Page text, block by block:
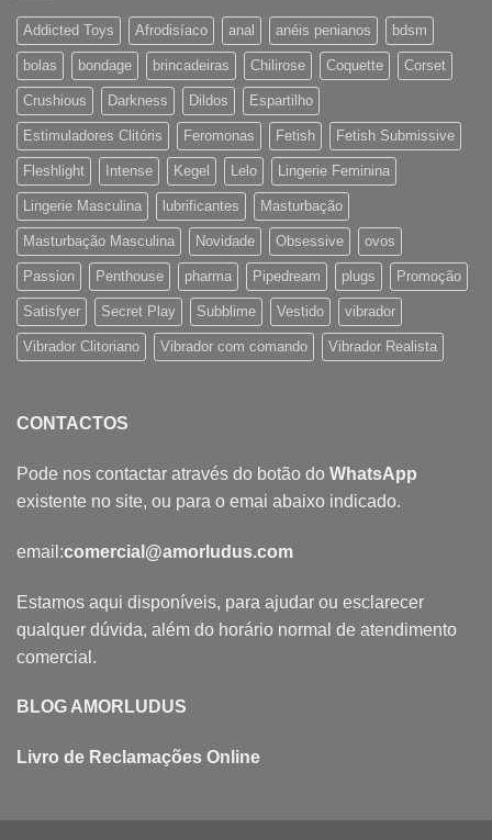
Addicted Toys Afrodisíaco anal anéis penianos bdsm
bolas bondage brincadeiras Chilirose Coquette Corset
Crushious Darkness Dildos Espartilho
Estimuladores Clitóris Feromonas Fetish Fetish Submissive
Fleshlight Intense Kegel Lelo Lingerie Feminina
Lingerie Masculina lubrificantes Masturbação
Masturbação Masculina Novidade Obsessive ovos
Passion Penthouse pharma Pipedream plugs Promoção
Satisfyer Secret Play Subblime Vestido vibrador
Vibrador Clitoriano Vibrador com comando Vibrador Realista
CONTACTOS
Pode nos contactar através do botão do WhatsApp
existente no site, ou para o emai abaixo indicado.
email:comercial@amorludus.com
Estamos aqui disponíveis, para ajudar ou esclarecer
qualquer dúvida, além do horário normal de atendimento
comercial.
BLOG AMORLUDUS
Livro de Reclamações Online